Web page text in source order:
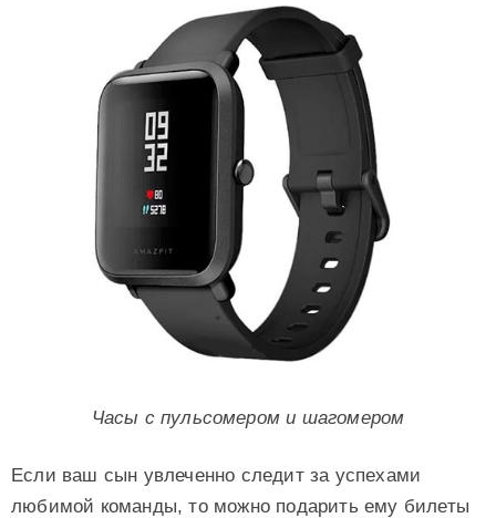
Часы с пульсомером и шагомером
Если ваш сын увлеченно следит за успехами
любимой команды, то можно подарить ему билеты